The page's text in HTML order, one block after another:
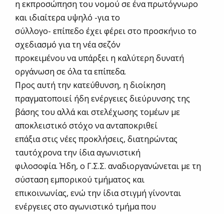
η εκπροσώπηση του νομού σε ένα πρωτόγνωρο
και ιδιαίτερα υψηλό -για το
σύλλογο- επίπεδο έχει φέρει στο προσκήνιο το
σχεδιασμό για τη νέα σεζόν
προκειμένου να υπάρξει η καλύτερη δυνατή
οργάνωση σε όλα τα επίπεδα.
Προς αυτή την κατεύθυνση, η διοίκηση
πραγματοποιεί ήδη ενέργειες διεύρυνσης της
βάσης του αλλά και στελέχωσης τομέων με
αποκλειστικό στόχο να ανταποκριθεί
επάξια στις νέες προκλήσεις, διατηρώντας
ταυτόχρονα την ίδια αγωνιστική
φιλοσοφία. Ήδη, ο Γ.Σ.Σ. αναδιοργανώνεται με τη
σύσταση εμπορικού τμήματος και
επικοινωνίας, ενώ την ίδια στιγμή γίνονται
ενέργειες στο αγωνιστικό τμήμα που